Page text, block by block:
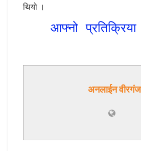
थियो ।
आफ्नो प्रतिक्रिया
अनलाईन वीरगंज